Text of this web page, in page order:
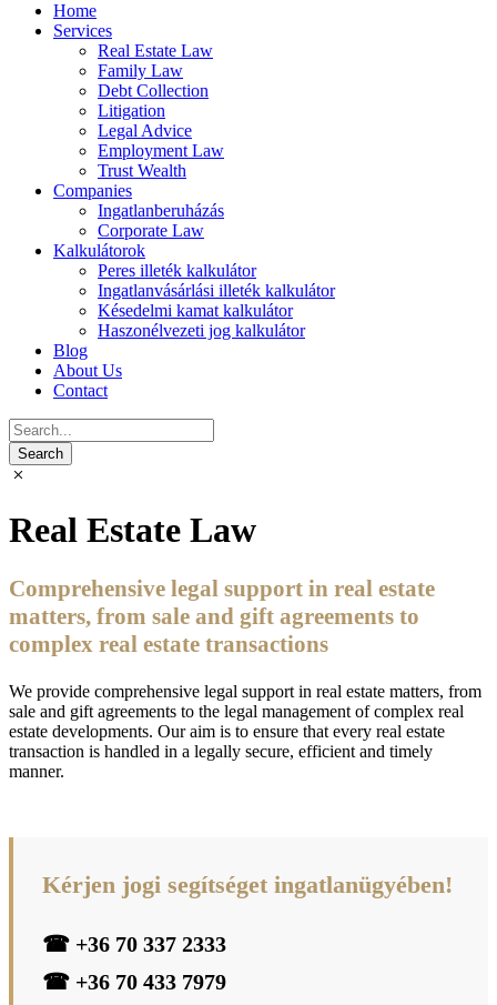
Home
Services
Real Estate Law
Family Law
Debt Collection
Litigation
Legal Advice
Employment Law
Trust Wealth
Companies
Ingatlanberuházás
Corporate Law
Kalkulátorok
Peres illeték kalkulátor
Ingatlanvásárlási illeték kalkulátor
Késedelmi kamat kalkulátor
Haszonélvezeti jog kalkulátor
Blog
About Us
Contact
Real Estate Law
Comprehensive legal support in real estate
matters, from sale and gift agreements to
complex real estate transactions
We provide comprehensive legal support in real estate matters, from
sale and gift agreements to the legal management of complex real
estate developments. Our aim is to ensure that every real estate
transaction is handled in a legally secure, efficient and timely
manner.
Kérjen jogi segítséget ingatlanügyében!
☎ +36 70 337 2333
☎ +36 70 433 7979